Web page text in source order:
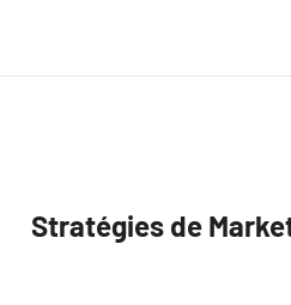
Stratégies de